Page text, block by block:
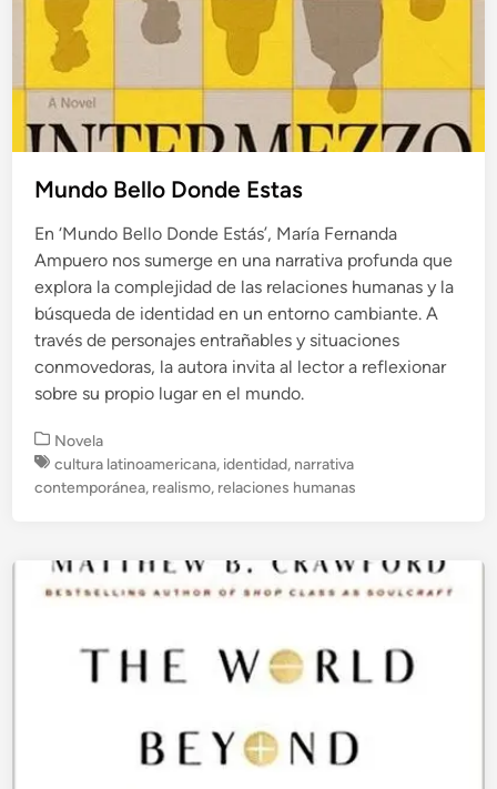
Mundo Bello Donde Estas
En ‘Mundo Bello Donde Estás’, María Fernanda
Ampuero nos sumerge en una narrativa profunda que
explora la complejidad de las relaciones humanas y la
búsqueda de identidad en un entorno cambiante. A
través de personajes entrañables y situaciones
conmovedoras, la autora invita al lector a reflexionar
sobre su propio lugar en el mundo.
P
u
b
Novela
cultura latinoamericana, identidad, narrativa
contemporánea, realismo, relaciones humanas